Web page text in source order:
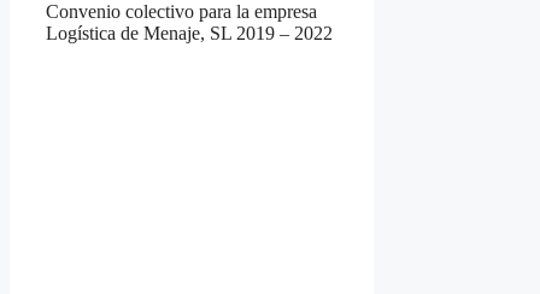
Convenio colectivo para la empresa
Logística de Menaje, SL 2019 – 2022